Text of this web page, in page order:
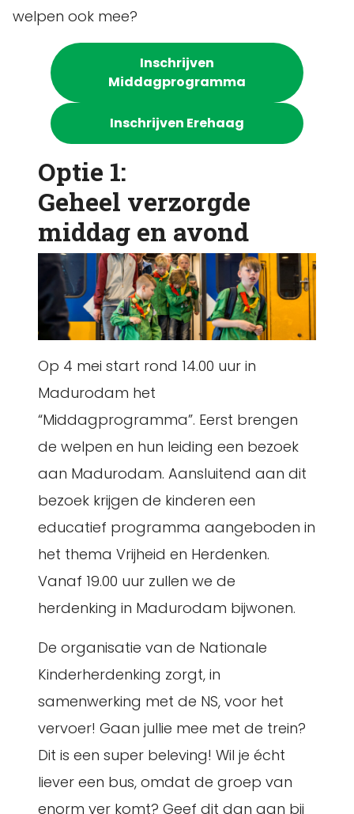
welpen ook mee?
Inschrijven
Middagprogramma
Inschrijven Erehaag
Optie 1:
Geheel verzorgde
middag en avond
Op 4 mei start rond 14.00 uur in
Madurodam het
“Middagprogramma”. Eerst brengen
de welpen en hun leiding een bezoek
aan Madurodam. Aansluitend aan dit
bezoek krijgen de kinderen een
educatief programma aangeboden in
het thema Vrijheid en Herdenken.
Vanaf 19.00 uur zullen we de
herdenking in Madurodam bijwonen.
De organisatie van de Nationale
Kinderherdenking zorgt, in
samenwerking met de NS, voor het
vervoer! Gaan jullie mee met de trein?
Dit is een super beleving! Wil je écht
liever een bus, omdat de groep van
enorm ver komt? Geef dit dan aan bij